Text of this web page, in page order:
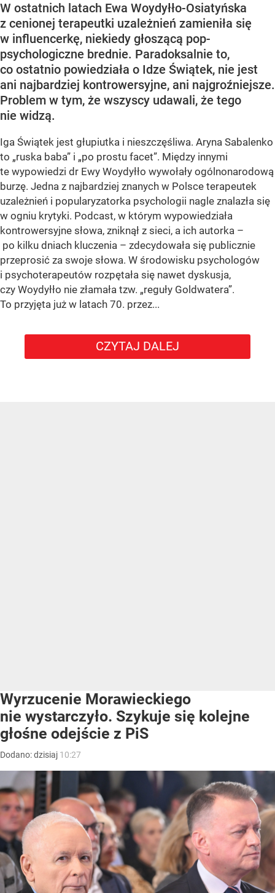
W ostatnich latach Ewa Woydyłło-Osiatyńska
z cenionej terapeutki uzależnień zamieniła się
w influencerkę, niekiedy głoszącą pop-
psychologiczne brednie. Paradoksalnie to,
co ostatnio powiedziała o Idze Świątek, nie jest
ani najbardziej kontrowersyjne, ani najgroźniejsze.
Problem w tym, że wszyscy udawali, że tego
nie widzą.
Iga Świątek jest głupiutka i nieszczęśliwa. Aryna Sabalenko
to „ruska baba” i „po prostu facet”. Między innymi
te wypowiedzi dr Ewy Woydyłło wywołały ogólnonarodową
burzę. Jedna z najbardziej znanych w Polsce terapeutek
uzależnień i popularyzatorka psychologii nagle znalazła się
w ogniu krytyki. Podcast, w którym wypowiedziała
kontrowersyjne słowa, zniknął z sieci, a ich autorka –
po kilku dniach kluczenia – zdecydowała się publicznie
przeprosić za swoje słowa. W środowisku psychologów
i psychoterapeutów rozpętała się nawet dyskusja,
czy Woydyłło nie złamała tzw. „reguły Goldwatera”.
To przyjęta już w latach 70. przez...
CZYTAJ DALEJ
Wyrzucenie Morawieckiego
nie wystarczyło. Szykuje się kolejne
głośne odejście z PiS
Dodano:dzisiaj 10:27